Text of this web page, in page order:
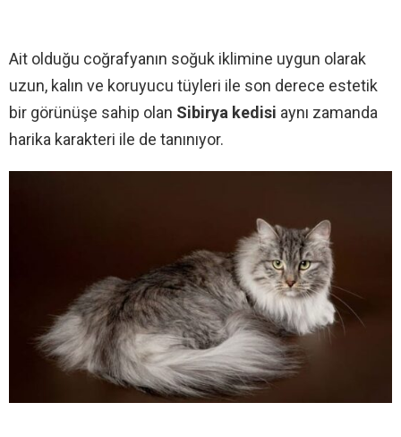
Ait olduğu coğrafyanın soğuk iklimine uygun olarak
uzun, kalın ve koruyucu tüyleri ile son derece estetik
bir görünüşe sahip olan Sibirya kedisi aynı zamanda
harika karakteri ile de tanınıyor.